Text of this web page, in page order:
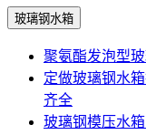
玻璃钢水箱
聚氨酯发泡型
定做玻璃钢水
齐全
玻璃钢模压水